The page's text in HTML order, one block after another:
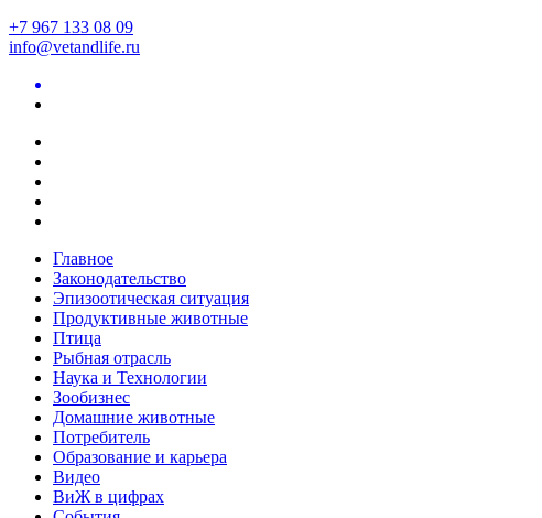
+7 967 133 08 09
info@vetandlife.ru
Главное
Законодательство
Эпизоотическая ситуация
Продуктивные животные
Птица
Рыбная отрасль
Наука и Технологии
Зообизнес
Домашние животные
Потребитель
Образование и карьера
Видео
ВиЖ в цифрах